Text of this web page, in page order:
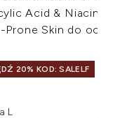
Acid &
Prone Skin do
20% KOD: SALELF
L